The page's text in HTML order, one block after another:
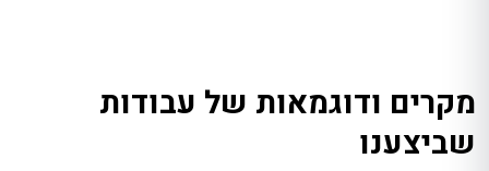
מקרים ודוגמאות של עבודות
שביצענו